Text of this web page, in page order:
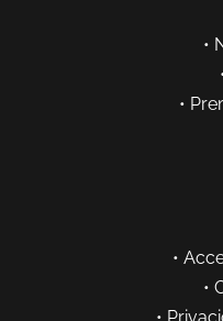
•
•
•
•